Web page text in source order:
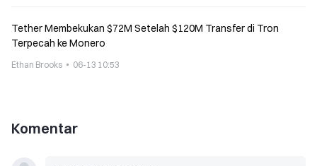
Tether Membekukan $72M Setelah $120M Transfer di Tron
Terpecah ke Monero
Ethan Brooks 06-13 10:53
Komentar